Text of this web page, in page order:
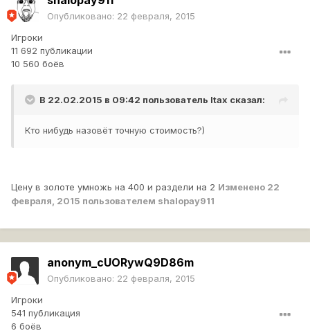
Опубликовано: 22 февраля, 2015
Игроки
11 692 публикации
10 560 боёв
В 22.02.2015 в 09:42 пользователь Itax сказал:
Кто нибудь назовёт точную стоимость?)
Цену в золоте умножь на 400 и раздели на 2 Изменено 22
февраля, 2015 пользователем shalopay911
anonym_cUORywQ9D86m
Опубликовано: 22 февраля, 2015
Игроки
541 публикация
6 боёв